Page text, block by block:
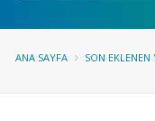
ANA SAYFA SON EKLENEN